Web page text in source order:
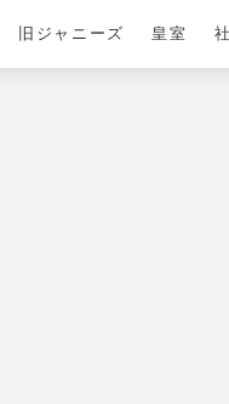
旧ジャニーズ 皇室